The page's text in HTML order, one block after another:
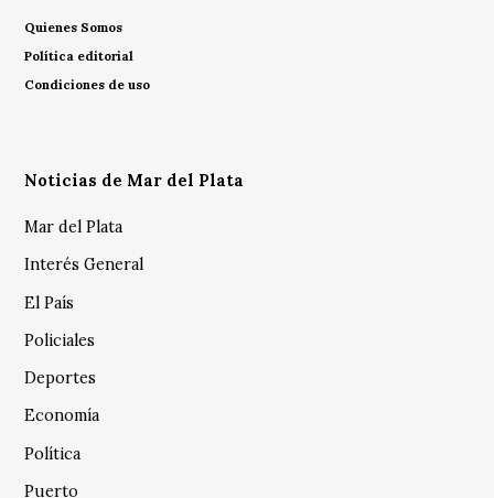
Quienes Somos
Política editorial
Condiciones de uso
Noticias de Mar del Plata
Mar del Plata
Interés General
El País
Policiales
Deportes
Economía
Política
Puerto